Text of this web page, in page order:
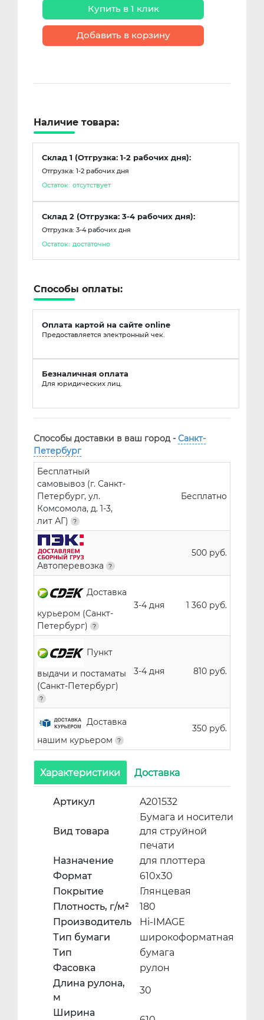
Купить в 1 клик
Добавить в корзину
Наличие товара:
Склад 1 (Отгрузка: 1-2 рабочих дня):
Отгрузка: 1-2 рабочих дня
Остаток: отсутствует
Склад 2 (Отгрузка: 3-4 рабочих дня):
Отгрузка: 3-4 рабочих дня
Остаток: достаточно
Способы оплаты:
Оплата картой на сайте online
Предоставляется электронный чек.
Безналичная оплата
Для юридических лиц.
Способы доставки в ваш город - Санкт-
Петербург
Бесплатный
самовывоз (г. Санкт-
Петербург, ул.
Комсомола, д. 1-3,
лит АГ)
Бесплатно
Автоперевозка
500 руб.
Доставка
курьером (Санкт-
Петербург)
3-4 дня 1 360 руб.
Пункт
выдачи и постаматы
(Санкт-Петербург)
3-4 дня 810 руб.
Доставка
нашим курьером
350 руб.
Характеристики Доставка
Артикул A201532
Вид товара
Бумага и носители
для струйной
печати
Назначение
для плоттера
Формат
610x30
Покрытие
Глянцевая
Плотность, г/м²
180
Производитель
Hi-IMAGE
Тип бумаги
широкоформатная
Тип
бумага
Фасовка
рулон
Длина рулона,
м
30
Ширина